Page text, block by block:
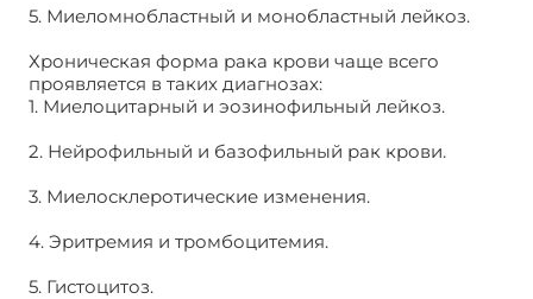
5. Миеломнобластный и монобластный лейкоз.
Хроническая форма рака крови чаще всего
проявляется в таких диагнозах:
1. Миелоцитарный и эозинофильный лейкоз.
2. Нейрофильный и базофильный рак крови.
3. Миелосклеротические изменения.
4. Эритремия и тромбоцитемия.
5. Гистоцитоз.